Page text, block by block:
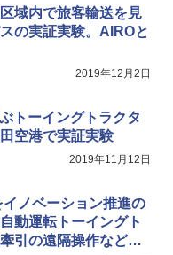
チェコ ポーランド スロヴ
地球の歩き方A ヨーロッ
ローズ メッシュ 3-4人用
ップテント エクルベージ
150B(EB)
クション 山善] 傘みたいに
サッとテント キューブワ
ティング フルクローズ メ
ク)ソロ ドーム 1 EX BDK
キャンプ ポリエステル フ
ント
レテント 透けない【換気
袋付き UVカット 防水 防災
(ブルー)
域内で旅客輸送を見
の実証実験。AIROと
2019年12月2日
トーイングトラクタ
空港で実証実験
2019年11月12日
ノベーション推進の
動運転トーイングト
引の遠隔操作など実